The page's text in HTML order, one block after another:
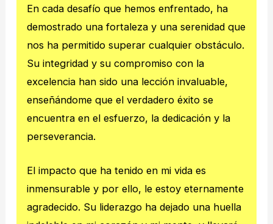
En cada desafío que hemos enfrentado, ha
demostrado una fortaleza y una serenidad que
nos ha permitido superar cualquier obstáculo.
Su integridad y su compromiso con la
excelencia han sido una lección invaluable,
enseñándome que el verdadero éxito se
encuentra en el esfuerzo, la dedicación y la
perseverancia.
El impacto que ha tenido en mi vida es
inmensurable y por ello, le estoy eternamente
agradecido. Su liderazgo ha dejado una huella